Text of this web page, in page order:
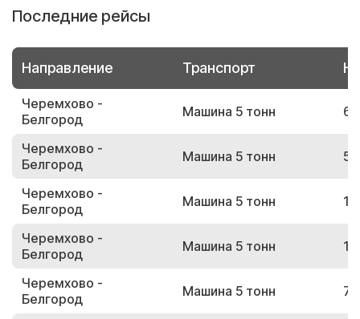
Последние рейсы
Направление Транспорт
Черемхово -
Белгород
Машина 5 тонн
Черемхово -
Белгород
Машина 5 тонн
Черемхово -
Белгород
Машина 5 тонн
Черемхово -
Белгород
Машина 5 тонн
Черемхово -
Белгород
Машина 5 тонн